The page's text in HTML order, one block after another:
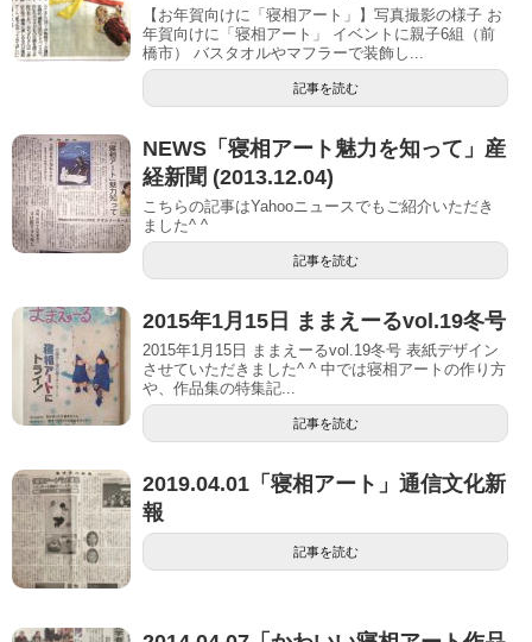
【お年賀向けに「寝相アート」】写真撮影の様子 お
年賀向けに「寝相アート」 イベントに親子6組（前
橋市） バスタオルやマフラーで装飾し...
記事を読む
NEWS「寝相アート魅力を知って」産
経新聞 (2013.12.04)
こちらの記事はYahooニュースでもご紹介いただき
ました^ ^
記事を読む
2015年1月15日 ままえーるvol.19冬号
2015年1月15日 ままえーるvol.19冬号 表紙デザイン
させていただきました^ ^ 中では寝相アートの作り方
や、作品集の特集記...
記事を読む
2019.04.01「寝相アート」通信文化新
報
記事を読む